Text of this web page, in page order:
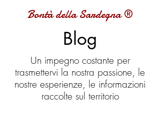
Bontà della Sardegna ®
Blog
Un impegno costante per
trasmettervi la nostra passione, le
nostre esperienze, le informazioni
raccolte sul territorio